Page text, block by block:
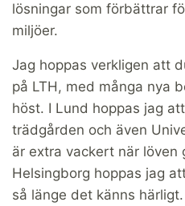
lösningar som förbättrar
miljöer.
Jag hoppas verkligen att
på LTH, med många nya
höst. I Lund hoppas jag
trädgården och även
är extra vackert när löven
Helsingborg hoppas jag
så länge det känns härligt.